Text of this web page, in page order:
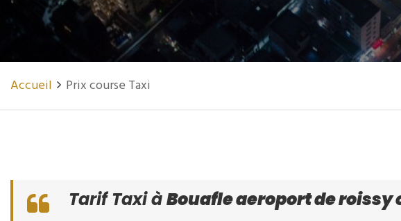
Accueil Prix course Taxi
Tarif Taxi àBouafle aeroport de roissy